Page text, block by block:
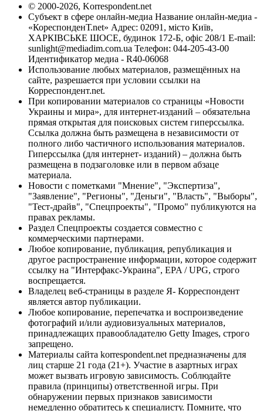
© 2000-2026, Korrespondent.net
Субъект в сфере онлайн-медиа Название онлайн-медиа -
«КореспонденТ.net» Адрес: 02091, місто Київ,
ХАРКІВСЬКЕ ШОСЕ, будинок 172-Б, офіс 208/1 E-mail:
sunlight@mediadim.com.ua Телефон: 044-205-43-00
Идентификатор медиа - R40-06068
Использование любых материалов, размещённых на
сайте, разрешается при условии ссылки на
Корреспондент.net.
При копировании материалов со страницы «Новости
Украины и мира», для интернет-изданий – обязательна
прямая открытая для поисковых систем гиперссылка.
Ссылка должна быть размещена в независимости от
полного либо частичного использования материалов.
Гиперссылка (для интернет- изданий) – должна быть
размещена в подзаголовке или в первом абзаце
материала.
Новости с пометками "Мнение", "Экспертиза",
"Заявление", "Регионы", "Деньги", "Власть", "Выборы",
"Тест-драйв", "Спецпроекты", "Промо" публикуются на
правах рекламы.
Раздел Спецпроекты создается совместно с
коммерческими партнерами.
Любое копирование, публикация, републикация и
другое распространение информации, которое содержит
ссылку на "Интерфакс-Украина", EPA / UPG, строго
воспрещается.
Владелец веб-страницы в разделе Я- Корреспондент
является автор публикации.
Любое копирование, перепечатка и воспроизведение
фотографий и/или аудиовизуальных материалов,
принадлежащих правообладателю Getty Images, строго
запрещено.
Материалы сайта korrespondent.net предназначены для
лиц старше 21 года (21+). Участие в азартных играх
может вызвать игровую зависимость. Соблюдайте
правила (принципы) ответственной игры. При
обнаружении первых признаков зависимости
немедленно обратитесь к специалисту. Помните, что